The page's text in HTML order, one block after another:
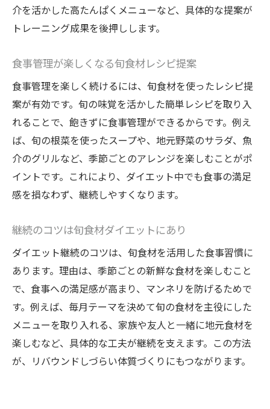
介を活かした高たんぱくメニューなど、具体的な提案が
トレーニング成果を後押しします。
食事管理が楽しくなる旬食材レシピ提案
食事管理を楽しく続けるには、旬食材を使ったレシピ提
案が有効です。旬の味覚を活かした簡単レシピを取り入
れることで、飽きずに食事管理ができるからです。例え
ば、旬の根菜を使ったスープや、地元野菜のサラダ、魚
介のグリルなど、季節ごとのアレンジを楽しむことがポ
イントです。これにより、ダイエット中でも食事の満足
感を損なわず、継続しやすくなります。
継続のコツは旬食材ダイエットにあり
ダイエット継続のコツは、旬食材を活用した食事習慣に
あります。理由は、季節ごとの新鮮な食材を楽しむこと
で、食事への満足感が高まり、マンネリを防げるためで
す。例えば、毎月テーマを決めて旬の食材を主役にした
メニューを取り入れる、家族や友人と一緒に地元食材を
楽しむなど、具体的な工夫が継続を支えます。この方法
が、リバウンドしづらい体質づくりにもつながります。